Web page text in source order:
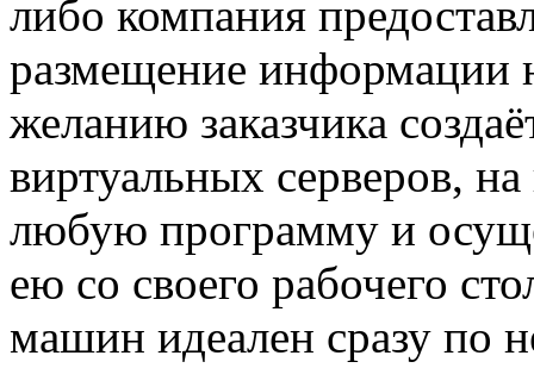
либо компания
размещение информации
желанию заказчика
виртуальных серверов,
любую программу и
ею со своего рабочего
машин идеален сразу по